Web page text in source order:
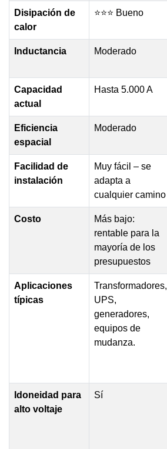
Disipación de
calor
⭐⭐⭐ Bueno
Inductancia Moderado
Capacidad
actual
Hasta 5.000 A
Eficiencia
espacial
Moderado
Facilidad de
instalación
Muy fácil – se
adapta a
cualquier camino
Costo
Más bajo:
rentable para la
mayoría de los
presupuestos
Aplicaciones
típicas
Transformadores,
UPS,
generadores,
equipos de
mudanza.
Idoneidad para
alto voltaje
Sí